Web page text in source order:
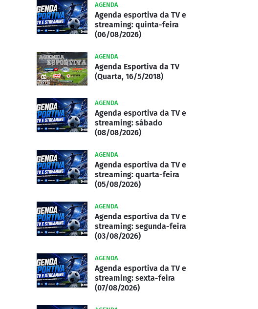
AGENDA
Agenda esportiva da TV e
streaming: quinta-feira
(06/08/2026)
AGENDA
Agenda Esportiva da TV
(Quarta, 16/5/2018)
AGENDA
Agenda esportiva da TV e
streaming: sábado
(08/08/2026)
AGENDA
Agenda esportiva da TV e
streaming: quarta-feira
(05/08/2026)
AGENDA
Agenda esportiva da TV e
streaming: segunda-feira
(03/08/2026)
AGENDA
Agenda esportiva da TV e
streaming: sexta-feira
(07/08/2026)